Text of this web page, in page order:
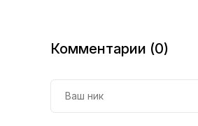
Комментарии (0)